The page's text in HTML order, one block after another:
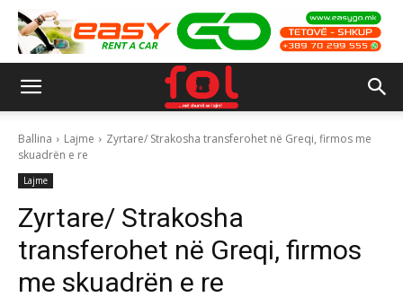
Ballina Lajme
Zyrtare/ Strakosha transferohet në Greqi, firmos me
skuadrën e re
Lajme
Zyrtare/ Strakosha
transferohet në Greqi, firmos
me skuadrën e re